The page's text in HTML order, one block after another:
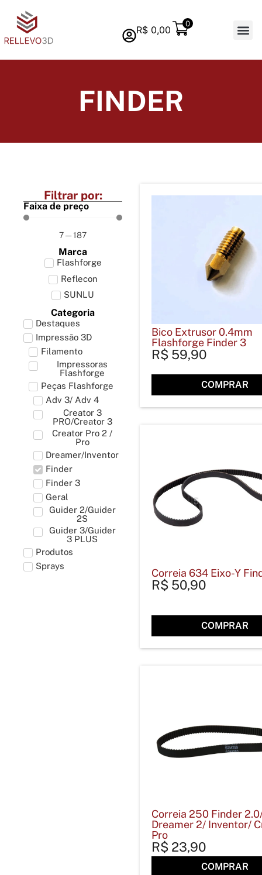
R$0,00
0
FINDER
Filtrar por:
Faixa de preço
7—187
Marca
Flashforge
Reflecon
SUNLU
Categoria
Destaques
Impressão 3D
Filamento
Impressoras
Flashforge
Peças Flashforge
Adv 3/ Adv 4
Creator 3
PRO/Creator 3
Creator Pro 2 /
Pro
Dreamer/Inventor
Finder
Finder 3
Geral
Guider 2/Guider
2S
Guider 3/Guider
3 PLUS
Produtos
Sprays
Bico Extrusor 0.4mm
Flashforge Finder 3
R$ 59,90
COMPRAR
Correia 634 Eixo-Y
R$ 50,90
COMPRAR
Correia 250 Finder
Dreamer 2/ Inventor/
Pro
R$ 23,90
COMPRAR